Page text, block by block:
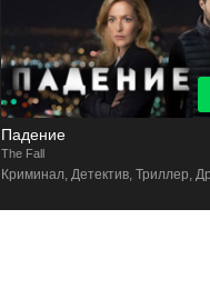
Падение
The Fall
Криминал, Детектив, Триллер,